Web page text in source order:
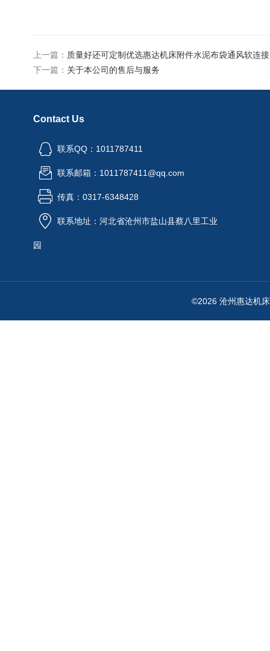
上一篇： 质量好还可定制优选惠达机床附件水泥布袋通风软连接
下一篇： 关于本公司的售后与服务
Contact Us
联系QQ：1011787411
联系邮箱：1011787411@qq.com
传真：0317-6348428
联系地址：河北省沧州市盐山县蔡八里工业
园
©2026 沧州惠达机